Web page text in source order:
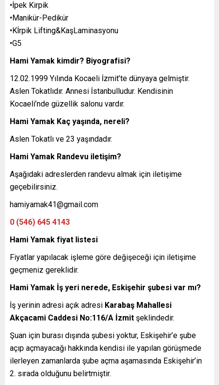
•İpek Kirpik
•Manikür-Pedikür
•Kİrpik Lifting&KaşLaminasyonu
•G5
Hami Yamak kimdir? Biyografisi?
12.02.1999 Yılında Kocaeli İzmit’te dünyaya gelmiştir.
Aslen Tokatlıdır. Annesi İstanbulludur. Kendisinin
Kocaeli’nde güzellik salonu vardır.
Hami Yamak Kaç yaşında, nereli?
Aslen Tokatlı ve 23 yaşındadır.
Hami Yamak Randevu iletişim?
Aşağıdaki adreslerden randevu almak için iletişime
geçebilirsiniz.
hamiyamak41@gmail.com
0 (546) 645 4143
Hami Yamak fiyat listesi
Fiyatlar yapılacak işleme göre değişeceği için iletişime
geçmeniz gereklidir.
Hami Yamak İş yeri nerede, Eskişehir şubesi var mı?
İş yerinin adresi açık adresi Karabaş Mahallesi
Akçacami Caddesi No:116/A İzmit şeklindedir.
Şuan için burası dışında şubesi yoktur, Eskişehir’e şube
açıp açmayacağı hakkında kendisi ile yapılan görüşmede
ilerleyen zamanlarda şube açma aşamasında Eskişehir’in
2. sırada olduğunu belirtmiştir.